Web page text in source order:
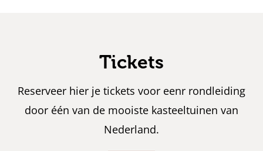
Tickets
Reserveer hier je tickets voor eenr rondleiding
door één van de mooiste kasteeltuinen van
Nederland.